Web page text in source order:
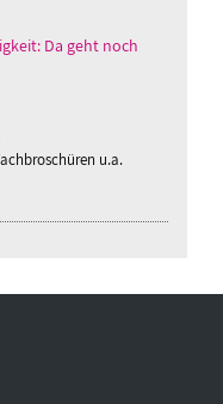
Da geht noch
u.a.